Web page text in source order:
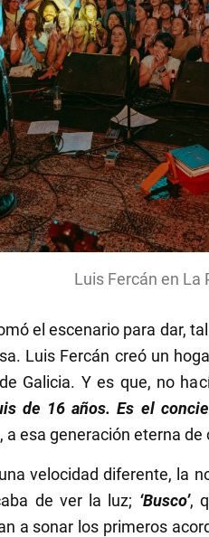
Luis Fercán en La
el escenario para dar,
Luis Fercán creó un
Galicia. Y es que, no
de 16 años. Es el
esa generación eterna
velocidad diferente, la
de ver la luz; ‘Busco’,
a sonar los primeros